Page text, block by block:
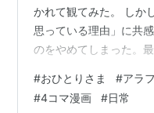
かれて観てみた。 しか
思っている理由」に共
のをやめてしまった。
はいろいろ違うのだな
に、独身、既婚、既婚
#おひとりさま #アラ
#4コマ漫画 #日常